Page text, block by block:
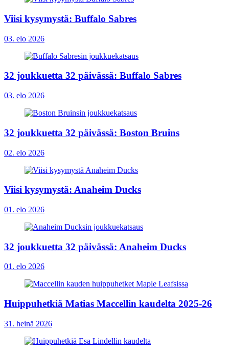
Viisi kysymystä: Buffalo Sabres
03. elo 2026
32 joukkuetta 32 päivässä: Buffalo Sabres
03. elo 2026
32 joukkuetta 32 päivässä: Boston Bruins
02. elo 2026
Viisi kysymystä: Anaheim Ducks
01. elo 2026
32 joukkuetta 32 päivässä: Anaheim Ducks
01. elo 2026
Huippuhetkiä Matias Maccellin kaudelta 2025-26
31. heinä 2026